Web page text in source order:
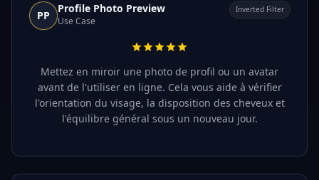
PP
Profile Photo Preview
Use Case
Inverted Filter
Mettez en miroir une photo de profil ou un avatar
avant de l'utiliser en ligne. Cela vous aide à vérifier
l'orientation du visage, la disposition des cheveux et
l'équilibre général sous un nouveau jour.